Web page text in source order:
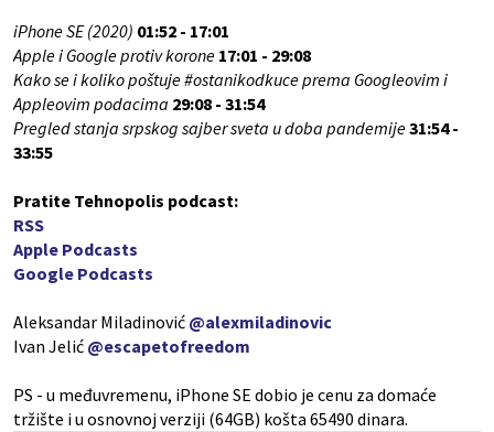
iPhone SE (2020) 01:52 - 17:01
Apple i Google protiv korone 17:01 - 29:08
Kako se i koliko poštuje #ostanikodkuce prema Googleovim i
Appleovim podacima 29:08 - 31:54
Pregled stanja srpskog sajber sveta u doba pandemije31:54 -
33:55
Pratite Tehnopolis podcast:
RSS
Apple Podcasts
Google Podcasts
Aleksandar Miladinović @alexmiladinovic
Ivan Jelić @escapetofreedom
PS - u međuvremenu, iPhone SE dobio je cenu za domaće
tržište i u osnovnoj verziji (64GB) košta 65490 dinara.